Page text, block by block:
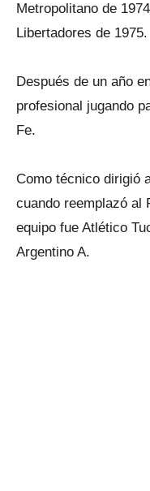
Metropolitano de
Libertadores de 1975.
Después de un año
profesional jugando
Fe.
Como técnico dirigió
cuando reemplazó al
equipo fue Atlético
Argentino A.